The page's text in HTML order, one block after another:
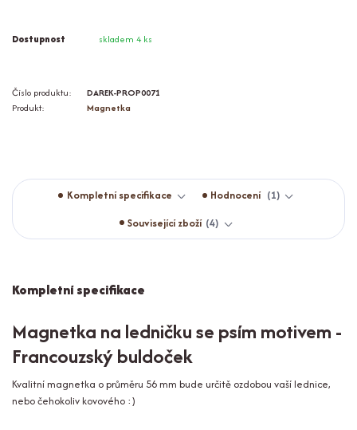
Dostupnost skladem 4 ks
Číslo produktu:
DAREK-PROP0071
Produkt:
Magnetka
Kompletní specifikace Hodnocení
1
Související zboží 4
Kompletní specifikace
Magnetka na ledničku se psím motivem -
Francouzský buldoček
Kvalitní magnetka o průměru 56 mm bude určitě ozdobou vaší lednice,
nebo čehokoliv kovového :)